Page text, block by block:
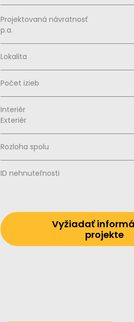
Projektovaná návratnosť
p.a.
Lokalita
Počet izieb
Interiér
Exteriér
Rozloha spolu
ID nehnuteľnosti
Vyžiadať
projekte